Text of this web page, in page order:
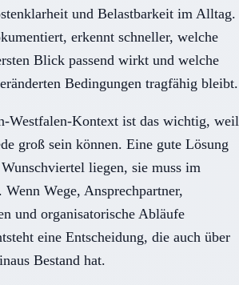
und Belastbarkeit im Alltag.
erkennt schneller, welche
Blick passend wirkt und welche
Bedingungen tragfähig bleibt.
Westfalen-Kontext ist das wichtig, weil
groß sein können. Eine gute Lösung
liegen, sie muss im
Wege, Ansprechpartner,
und organisatorische Abläufe
eine Entscheidung, die auch über
Bestand hat.